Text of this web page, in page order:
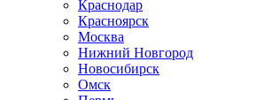
Краснодар
Красноярск
Москва
Нижний Новгород
Новосибирск
Омск